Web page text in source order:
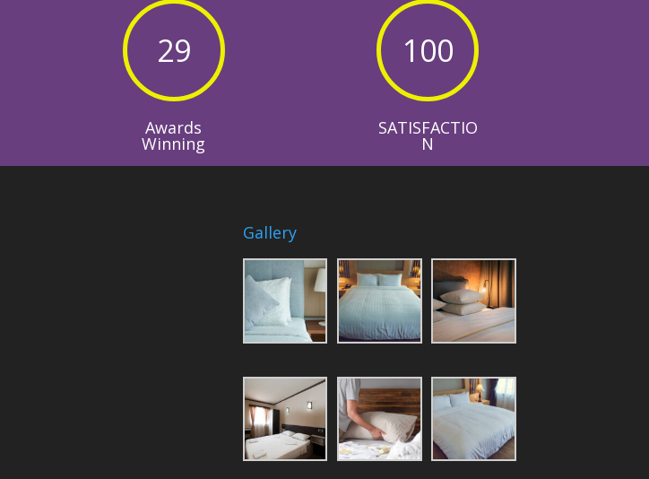
29
Awards
Winning
100
SATISFACTIO
N
Gallery